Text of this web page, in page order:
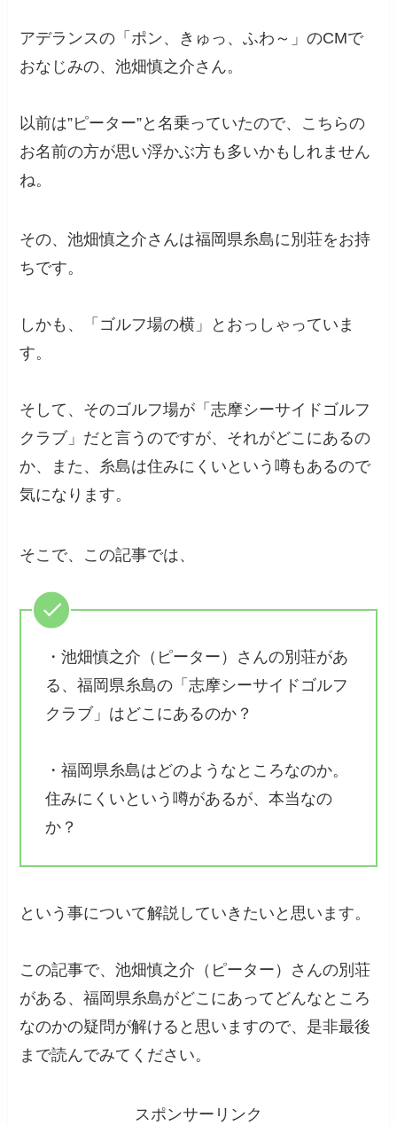
アデランスの「ポン、きゅっ、ふわ～」のCMで
おなじみの、池畑慎之介さん。
以前は”ピーター”と名乗っていたので、こちらの
お名前の方が思い浮かぶ方も多いかもしれません
ね。
その、池畑慎之介さんは福岡県糸島に別荘をお持
ちです。
しかも、「ゴルフ場の横」とおっしゃっていま
す。
そして、そのゴルフ場が「志摩シーサイドゴルフ
クラブ」だと言うのですが、それがどこにあるの
か、また、糸島は住みにくいという噂もあるので
気になります。
そこで、この記事では、
・池畑慎之介（ピーター）さんの別荘があ
る、福岡県糸島の「志摩シーサイドゴルフ
クラブ」はどこにあるのか？
・福岡県糸島はどのようなところなのか。
住みにくいという噂があるが、本当なの
か？
という事について解説していきたいと思います。
この記事で、池畑慎之介（ピーター）さんの別荘
がある、福岡県糸島がどこにあってどんなところ
なのかの疑問が解けると思いますので、是非最後
まで読んでみてください。
スポンサーリンク